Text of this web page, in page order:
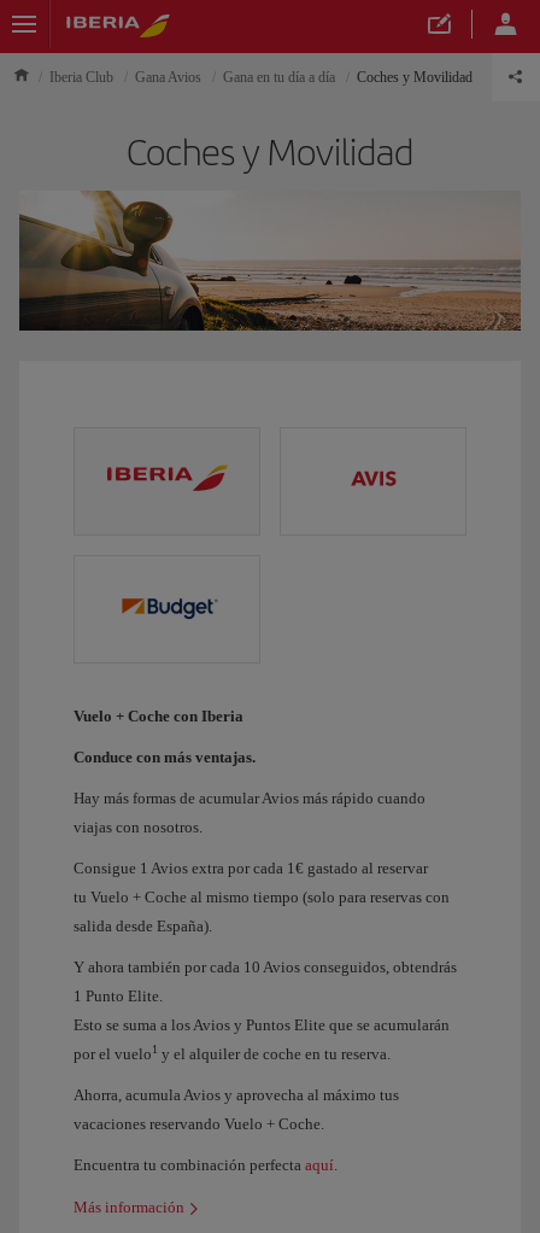
Iberia Club Gana Avios Gana en tu día a día Coches y Movilidad
Coches y Movilidad
Vuelo + Coche con Iberia
Conduce con más ventajas.
Hay más formas de acumular Avios más rápido cuando
viajas con nosotros.
Consigue 1 Avios extra por cada 1€ gastado al reservar
tu Vuelo + Coche al mismo tiempo (solo para reservas con
salida desde España).
Y ahora también por cada 10 Avios conseguidos, obtendrás
1 Punto Elite.
Esto se suma a los Avios y Puntos Elite que se acumularán
por el vuelo1 y el alquiler de coche en tu reserva.
Ahorra, acumula Avios y aprovecha al máximo tus
vacaciones reservando Vuelo + Coche.
Encuentra tu combinación perfecta aquí.
Más información